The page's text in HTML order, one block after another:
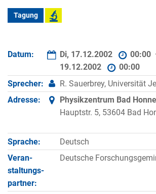
Tagung
Datum: Di, 17.12.2002 00:00
19.12.2002
00:00
Sprecher:
R. Sauerbrey, Universität
Adresse:
Physikzentrum Bad
Hauptstr. 5, 53604 Bad
Sprache:
Deutsch
Veran­
staltungs­
partner:
Deutsche